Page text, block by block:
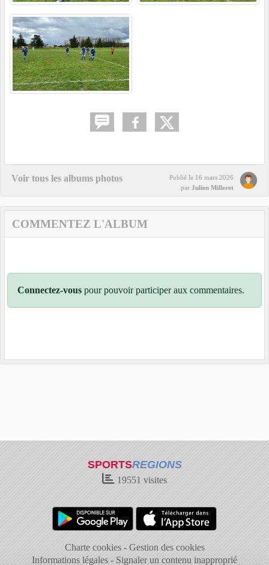
Voir tous les albums photos Publié le 16 mars 2026
par Julien Milleret
COMMENTEZ L'ALBUM
Connectez-vous pour pouvoir participer aux commentaires.
SPORTSREGIONS
19551 visites
Charte cookies
Gestion des cookies
Informations légales
Signaler un contenu inapproprié